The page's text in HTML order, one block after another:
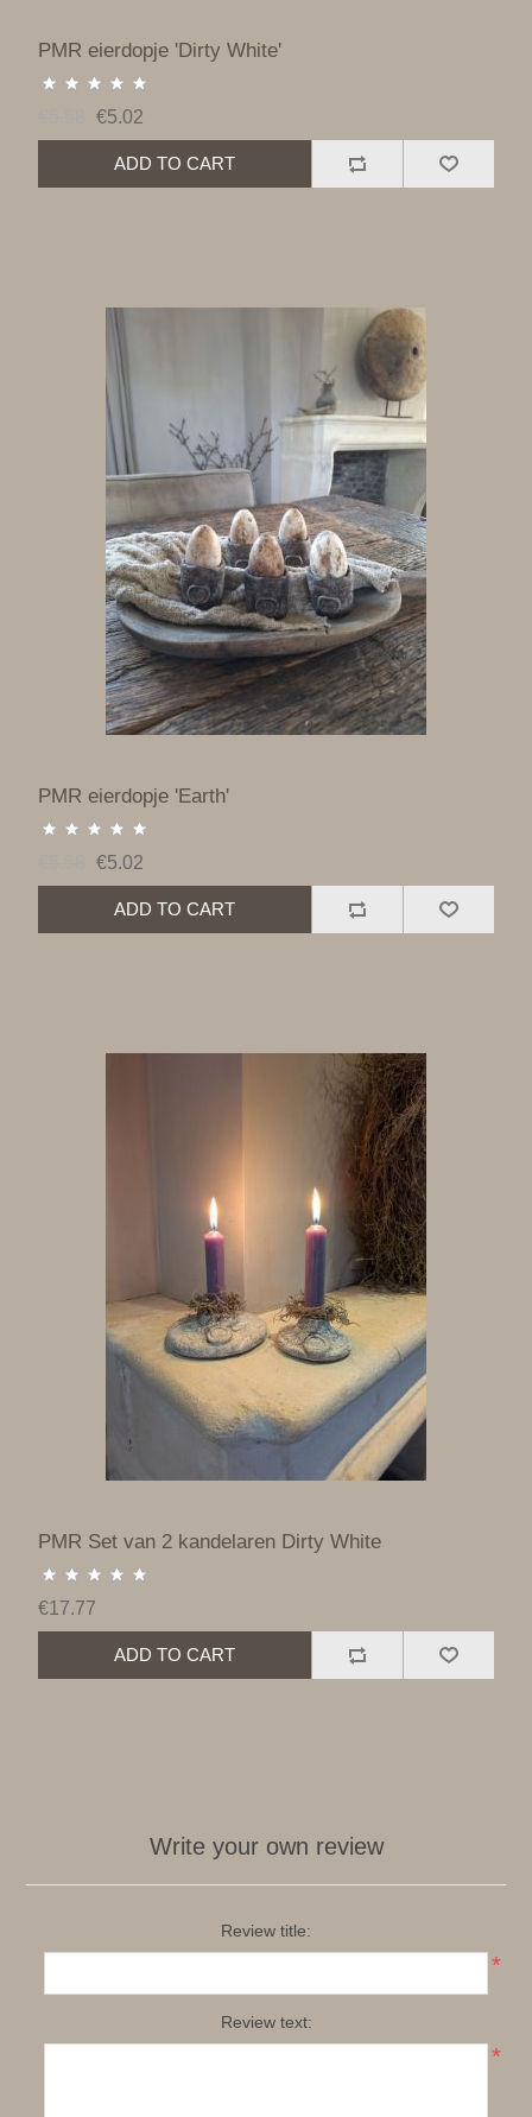
PMR eierdopje 'Dirty White'
€5.02
ADD TO CART
PMR eierdopje 'Earth'
€5.02
ADD TO CART
PMR Set van 2 kandelaren Dirty White
€17.77
ADD TO CART
Write your own review
Review title:
*
Review text:
*